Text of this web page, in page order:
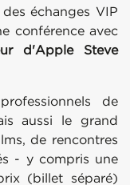
échanges VIP
conférence avec
d'Apple Steve
de
aussi le grand
de rencontres
- y compris une
(billet séparé)